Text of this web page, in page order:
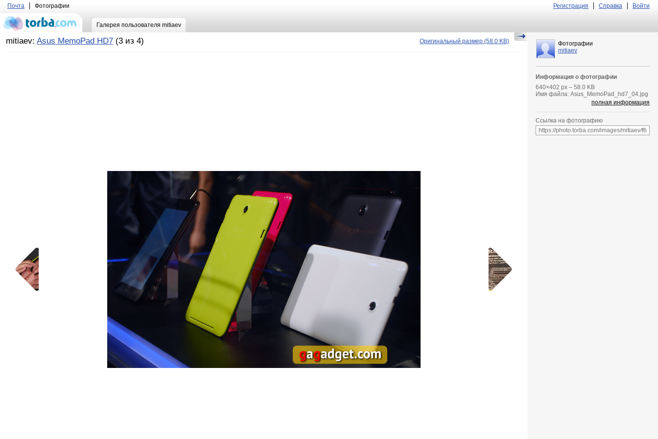
Почта Фотографии Регистрация Справка Войти
Галерея пользователя mitiaev
mitiaev: Asus MemoPad HD7 (3 из 4) Оригинальный размер (58.0 KB)
Фотографии
mitiaev
Информация о фотографии
640×402 px – 58.0 KB
Имя файла: Asus_MemoPad_hd7_04.jpg
полная информация
Ссылка на фотографию